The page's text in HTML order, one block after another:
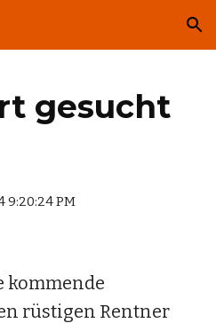
Skip to navigation
gesucht
9:20:24 PM
kommende
rüstigen Rentner